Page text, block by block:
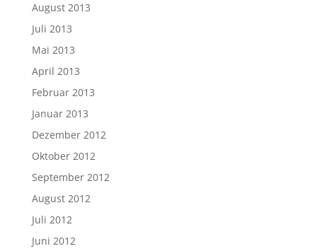
August 2013
Juli 2013
Mai 2013
April 2013
Februar 2013
Januar 2013
Dezember 2012
Oktober 2012
September 2012
August 2012
Juli 2012
Juni 2012